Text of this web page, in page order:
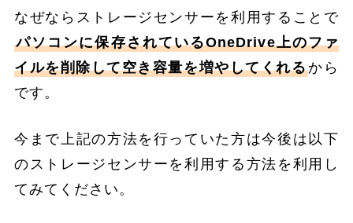
なぜならストレージセンサーを利用することで
パソコンに保存されているOneDrive上のファ
イルを削除して空き容量を増やしてくれるから
です。
今まで上記の方法を行っていた方は今後は以下
のストレージセンサーを利用する方法を利用し
てみてください。